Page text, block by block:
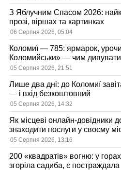
З Яблучним Спасом 2026:
прозі, віршах та картинках
06 Серпня 2026, 05:04
Коломиї — 785: ярмарок,
Коломийськи» — чим
05 Серпня 2026, 21:51
Лише два дні: до Коломиї
— і вхід безкоштовний
05 Серпня 2026, 14:32
Як місцеві онлайн-довідники
знаходити послуги у своєму
05 Серпня 2026, 13:16
200 «квадратів» вогню: у
згоріла садиба, є постраждала